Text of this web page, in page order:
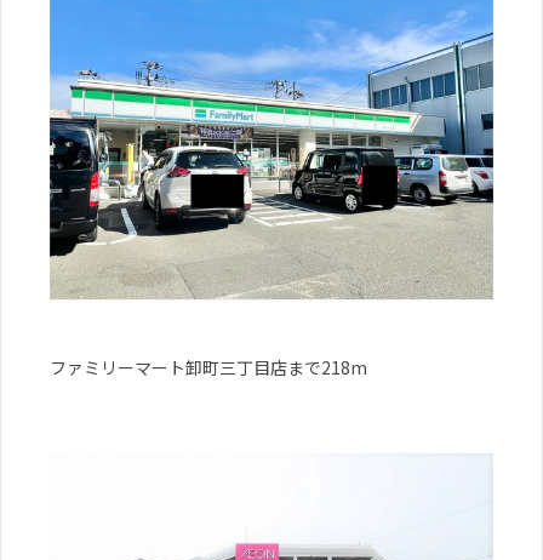
ファミリーマート卸町三丁目店まで218m